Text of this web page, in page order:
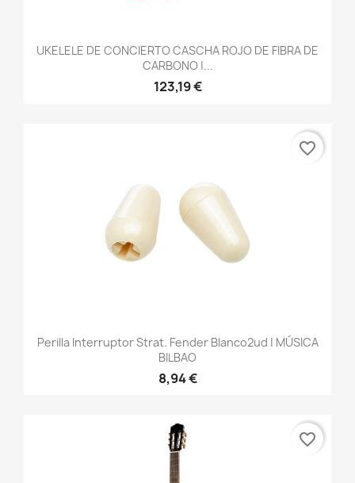
UKELELE DE CONCIERTO CASCHA ROJO DE FIBRA DE
CARBONO |...
123,19 €
Perilla Interruptor Strat. Fender Blanco2ud | MÚSICA
BILBAO
8,94 €
favorite_border
favorite_border